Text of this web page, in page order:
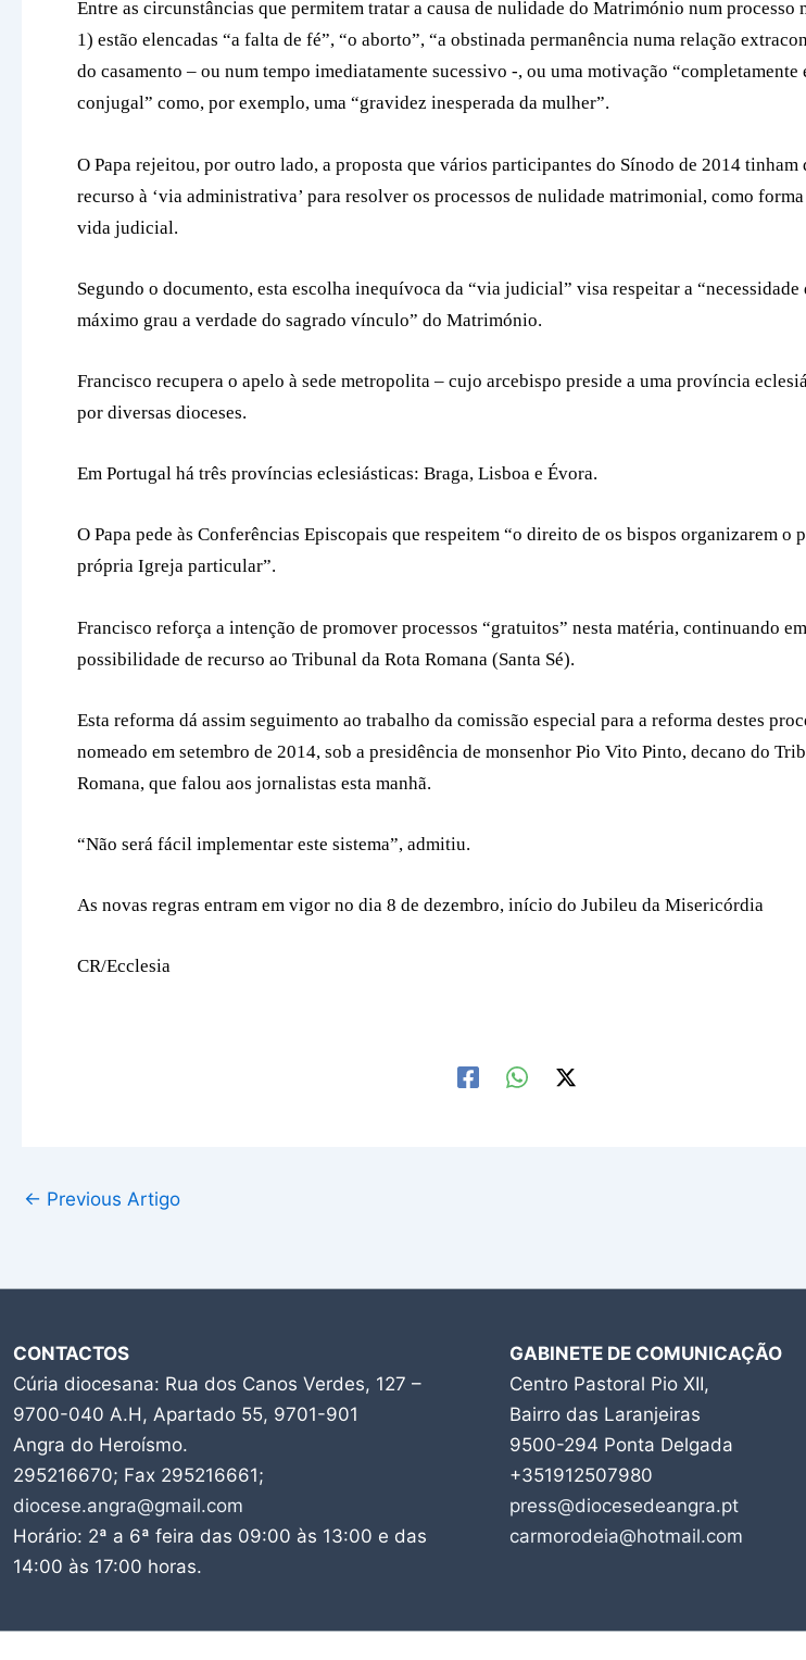
Entre as circunstâncias que permitem tratar a causa de nulidade do Matrimónio num processo
1) estão elencadas “a falta de fé”, “o aborto”, “a obstinada permanência numa relação
do casamento – ou num tempo imediatamente sucessivo -, ou uma motivação “completamente
conjugal” como, por exemplo, uma “gravidez inesperada da mulher”.
O Papa rejeitou, por outro lado, a proposta que vários participantes do Sínodo de 2014 tinham
recurso à ‘via administrativa’ para resolver os processos de nulidade matrimonial, como
vida judicial.
Segundo o documento, esta escolha inequívoca da “via judicial” visa respeitar a “necessidade
máximo grau a verdade do sagrado vínculo” do Matrimónio.
Francisco recupera o apelo à sede metropolita – cujo arcebispo preside a uma província
por diversas dioceses.
Em Portugal há três províncias eclesiásticas: Braga, Lisboa e Évora.
O Papa pede às Conferências Episcopais que respeitem “o direito de os bispos organizarem o
própria Igreja particular”.
Francisco reforça a intenção de promover processos “gratuitos” nesta matéria, continuando
possibilidade de recurso ao Tribunal da Rota Romana (Santa Sé).
Esta reforma dá assim seguimento ao trabalho da comissão especial para a reforma destes
nomeado em setembro de 2014, sob a presidência de monsenhor Pio Vito Pinto, decano do
Romana, que falou aos jornalistas esta manhã.
“Não será fácil implementar este sistema”, admitiu.
As novas regras entram em vigor no dia 8 de dezembro, início do Jubileu da Misericórdia
CR/Ecclesia
← Previous Artigo
CONTACTOS
Cúria diocesana: Rua dos Canos Verdes, 127 –
9700-040 A.H, Apartado 55, 9701-901
Angra do Heroísmo.
295216670; Fax 295216661;
diocese.angra@gmail.com
Horário: 2ª a 6ª feira das 09:00 às 13:00 e das
14:00 às 17:00 horas.
GABINETE DE COMUNICAÇÃO
Centro Pastoral Pio XII,
Bairro das Laranjeiras
9500-294 Ponta Delgada
+351912507980
press@diocesedeangra.pt
carmorodeia@hotmail.com